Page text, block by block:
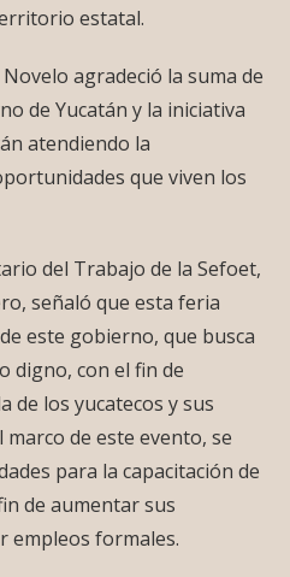
estatal.
agradeció la suma de
de Yucatán y la iniciativa
atendiendo la
que viven los
del Trabajo de la Sefoet,
señaló que esta feria
este gobierno, que busca
digno, con el fin de
de los yucatecos y sus
de este evento, se
para la capacitación de
de aumentar sus
empleos formales.